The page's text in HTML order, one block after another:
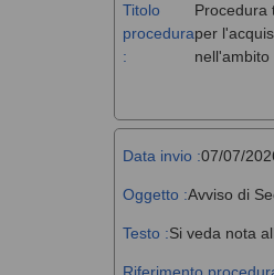
Titolo
procedura
:
Procedura
per
Data invio :07/07/
Oggetto :Avviso di
Testo :Si veda nota